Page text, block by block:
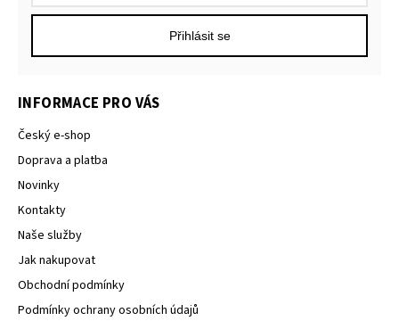
INFORMACE PRO VÁS
Český e-shop
Doprava a platba
Novinky
Kontakty
Naše služby
Jak nakupovat
Obchodní podmínky
Podmínky ochrany osobních údajů
Přihlásit se